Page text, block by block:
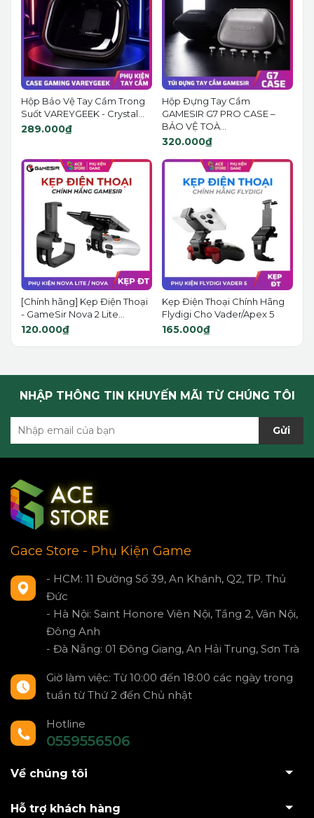
Hộp Bảo Vệ Tay Cầm Trong
Suốt VAREYGEEK - Crystal...
289.000₫
Hộp Đựng Tay Cầm
GAMESIR G7 PRO CASE –
BẢO VỆ TOÀ...
320.000₫
[Chính hãng] Kẹp Điện Thoại
- GameSir Nova 2 Lite...
120.000₫
Kẹp Điện Thoại Chính Hãng
Flydigi Cho Vader/Apex 5
165.000₫
NHẬP THÔNG TIN KHUYẾN MÃI TỪ CHÚNG TÔI
Gửi
Gace Store - Phụ Kiện Game
- HCM: 11 Đường Số 39, An Khánh, Q2, TP. Thủ
Đức
- Hà Nội: Saint Honore Viên Nội, Tầng 2, Vân Nội,
Đông Anh
- Đà Nẵng: 01 Đông Giang, An Hải Trung, Sơn Trà
Giờ làm việc: Từ 10:00 đến 18:00 các ngày trong
tuần từ Thứ 2 đến Chủ nhật
Hotline
0559556506
Về chúng tôi
Hỗ trợ khách hàng